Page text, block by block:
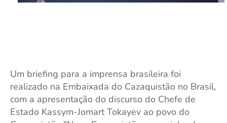
Um briefing para a imprensa brasileira foi
realizado na Embaixada do Cazaquistão no Brasil,
com a apresentação do discurso do Chefe de
Estado Kassym-Jomart Tokayev ao povo do